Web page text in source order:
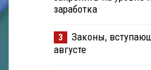
заработка
3
Законы,
августе